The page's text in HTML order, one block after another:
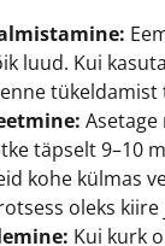
luud. Kui
Asetage
täpselt 9–10
kohe külmas
oleks
Kui kurk